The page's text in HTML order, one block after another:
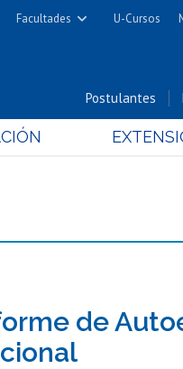
Facultades
Cs. Físicas y Matemáticas
Cs. Químicas y Farmacéuticas
Nutrición y Tecnología de
U-Cursos
Postulantes
de